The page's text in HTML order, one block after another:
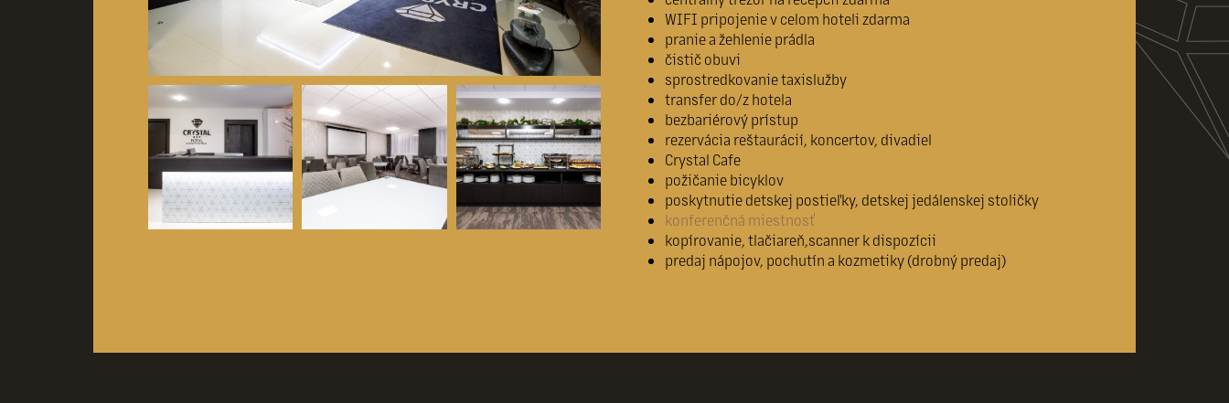
WIFI pripojenie v celom hoteli zdarma
pranie a žehlenie prádla
čistič obuvi
sprostredkovanie taxislužby
transfer do/z hotela
bezbariérový prístup
rezervácia reštaurácií, koncertov, divadiel
Crystal Cafe
požičanie bicyklov
poskytnutie detskej postieľky, detskej jedálenskej stoličky
konferenčná miestnosť
kopírovanie, tlačiareň,scanner k dispozícii
predaj nápojov, pochutín a kozmetiky (drobný predaj)